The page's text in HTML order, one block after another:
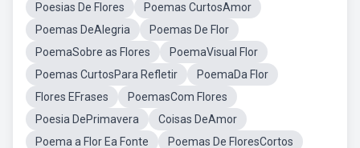
Poesias De Flores
Poemas CurtosAmor
Poemas DeAlegria
Poemas De Flor
PoemaSobre as Flores
PoemaVisual Flor
Poemas CurtosPara Refletir
PoemaDa Flor
Flores EFrases
PoemasCom Flores
Poesia DePrimavera
Coisas DeAmor
Poema a Flor Ea Fonte
Poemas De FloresCortos